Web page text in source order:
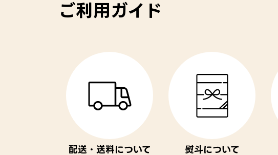
ご利用ガイド
配送・送料について 熨斗について